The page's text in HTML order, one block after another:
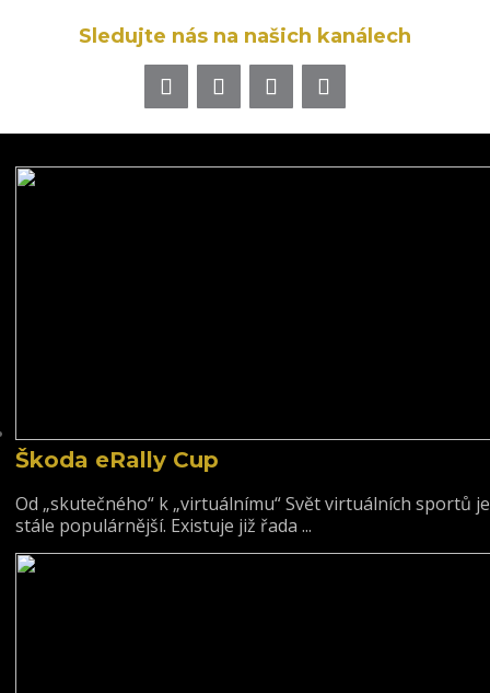
Sledujte nás na našich kanálech
Škoda eRally Cup
Od „skutečného“ k „virtuálnímu“ Svět virtuálních sportů je
stále populárnější. Existuje již řada ...